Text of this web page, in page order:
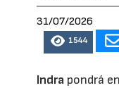
31/07/2026
1544
Indra pondrá